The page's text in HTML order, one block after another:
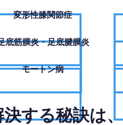
変形性膝関節症
底筋膜炎・足底腱膜炎
モートン病
する秘訣は